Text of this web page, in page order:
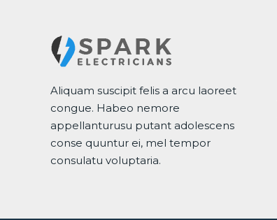
Aliquam suscipit felis a arcu laoreet
congue. Habeo nemore
appellanturusu putant adolescens
conse quuntur ei, mel tempor
consulatu voluptaria.